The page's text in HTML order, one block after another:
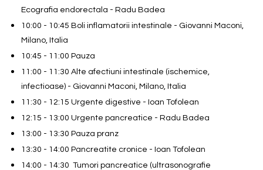
Ecografia endorectala - Radu Badea
10:00 - 10:45 Boli inflamatorii intestinale - Giovanni Maconi,
Milano, Italia
10:45 - 11:00 Pauza
11:00 - 11:30 Alte afectiuni intestinale (ischemice,
infectioase) - Giovanni Maconi, Milano, Italia
11:30 - 12:15 Urgente digestive - Ioan Tofolean
12:15 - 13:00 Urgente pancreatice - Radu Badea
13:00 - 13:30 Pauza pranz
13:30 - 14:00 Pancreatite cronice - Ioan Tofolean
14:00 - 14:30 Tumori pancreatice (ultrasonografie